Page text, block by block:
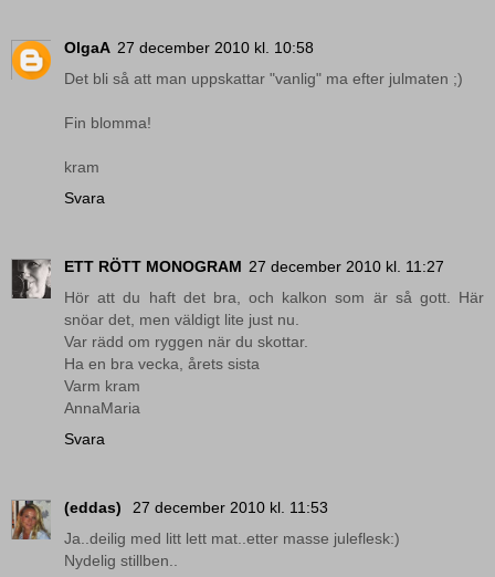
OlgaA 27 december 2010 kl. 10:58
Det bli så att man uppskattar "vanlig" ma efter julmaten ;)
Fin blomma!
kram
Svara
ETT RÖTT MONOGRAM 27 december 2010 kl. 11:27
Hör att du haft det bra, och kalkon som är så gott. Här
snöar det, men väldigt lite just nu.
Var rädd om ryggen när du skottar.
Ha en bra vecka, årets sista
Varm kram
AnnaMaria
Svara
(eddas)
27 december 2010 kl. 11:53
Ja..deilig med litt lett mat..etter masse juleflesk:)
Nydelig stillben..